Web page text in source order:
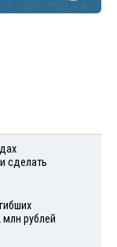
сделать
рублей